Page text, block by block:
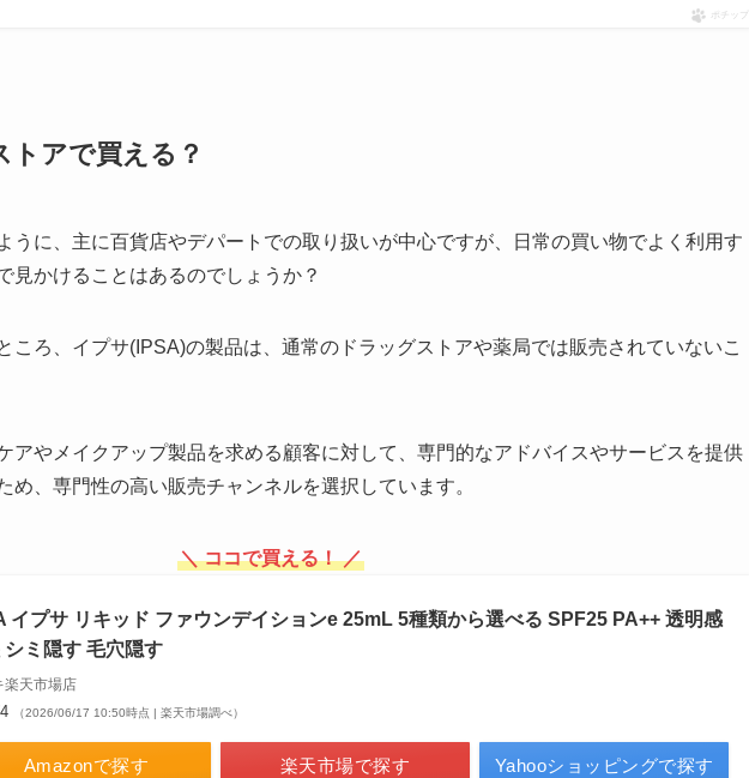
ポチップ
アで買える？
うに、主に百貨店やデパートでの取り扱いが中心ですが、日常の買い物でよく利用す
見かけることはあるのでしょうか？
ころ、イプサ(IPSA)の製品は、通常のドラッグストアや薬局では販売されていないこ
アやメイクアップ製品を求める顧客に対して、専門的なアドバイスやサービスを提供
め、専門性の高い販売チャンネルを選択しています。
＼ ココで買える！ ／
イプサ リキッド ファウンデイションe 25mL 5種類から選べる SPF25 PA++ 透明感
シミ隠す 毛穴隠す
楽天市場店
（2026/06/17 10:50時点 | 楽天市場調べ）
Amazonで探す 楽天市場で探す Yahooショッピングで探す